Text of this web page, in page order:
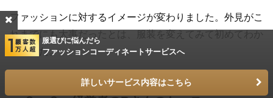
ファッションに対するイメージが変わりました。外見がこ
れまでにも大事だったとは、服装を変えてみて初めてわか
りました。
服選びに悩んだら
ファッションコーディネートサービスへ
詳しいサービス内容はこちら